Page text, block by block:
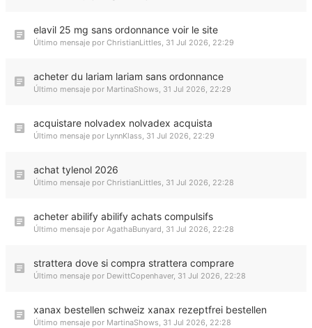
elavil 25 mg sans ordonnance voir le site
Último mensaje por ChristianLittles, 31 Jul 2026, 22:29
acheter du lariam lariam sans ordonnance
Último mensaje por MartinaShows, 31 Jul 2026, 22:29
acquistare nolvadex nolvadex acquista
Último mensaje por LynnKlass, 31 Jul 2026, 22:29
achat tylenol 2026
Último mensaje por ChristianLittles, 31 Jul 2026, 22:28
acheter abilify abilify achats compulsifs
Último mensaje por AgathaBunyard, 31 Jul 2026, 22:28
strattera dove si compra strattera comprare
Último mensaje por DewittCopenhaver, 31 Jul 2026, 22:28
xanax bestellen schweiz xanax rezeptfrei bestellen
Último mensaje por MartinaShows, 31 Jul 2026, 22:28